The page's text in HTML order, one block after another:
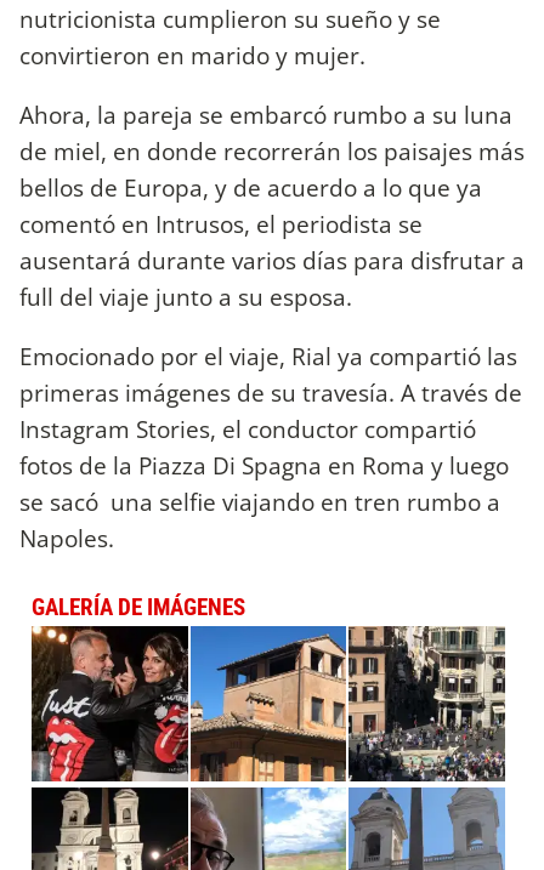
nutricionista cumplieron su sueño y se
convirtieron en marido y mujer.
Ahora, la pareja se embarcó rumbo a su luna
de miel, en donde recorrerán los paisajes más
bellos de Europa, y de acuerdo a lo que ya
comentó en Intrusos, el periodista se
ausentará durante varios días para disfrutar a
full del viaje junto a su esposa.
Emocionado por el viaje, Rial ya compartió las
primeras imágenes de su travesía. A través de
Instagram Stories, el conductor compartió
fotos de la Piazza Di Spagna en Roma y luego
se sacó una selfie viajando en tren rumbo a
Napoles.
GALERÍA DE IMÁGENES